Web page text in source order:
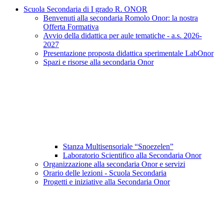
Scuola Secondaria di I grado R. ONOR
Benvenuti alla secondaria Romolo Onor: la nostra
Offerta Formativa
Avvio della didattica per aule tematiche - a.s. 2026-
2027
Presentazione proposta didattica sperimentale LabOnor
Spazi e risorse alla secondaria Onor
Stanza Multisensoriale “Snoezelen”
Laboratorio Scientifico alla Secondaria Onor
Organizzazione alla secondaria Onor e servizi
Orario delle lezioni - Scuola Secondaria
Progetti e iniziative alla Secondaria Onor